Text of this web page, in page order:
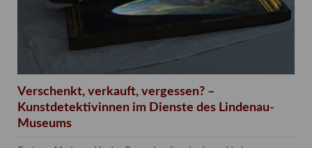
Verschenkt, verkauft, vergessen? –
Kunstdetektivinnen im Dienste des Lindenau-
Museums